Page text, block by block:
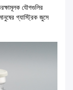
যৌগগুলির
গ্যাস্ট্রিক জুসে